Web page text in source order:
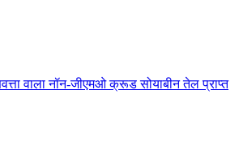
वाला नॉन-जीएमओ क्रूड सोयाबीन तेल प्राप्त